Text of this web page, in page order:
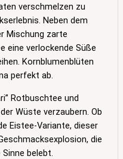
verschmelzen zu
Neben dem
Mischung zarte
eine verlockende Süße
Kornblumenblüten
perfekt ab.
Rotbuschtee und
Wüste verzaubern. Ob
Eistee-Variante, dieser
die
belebt.